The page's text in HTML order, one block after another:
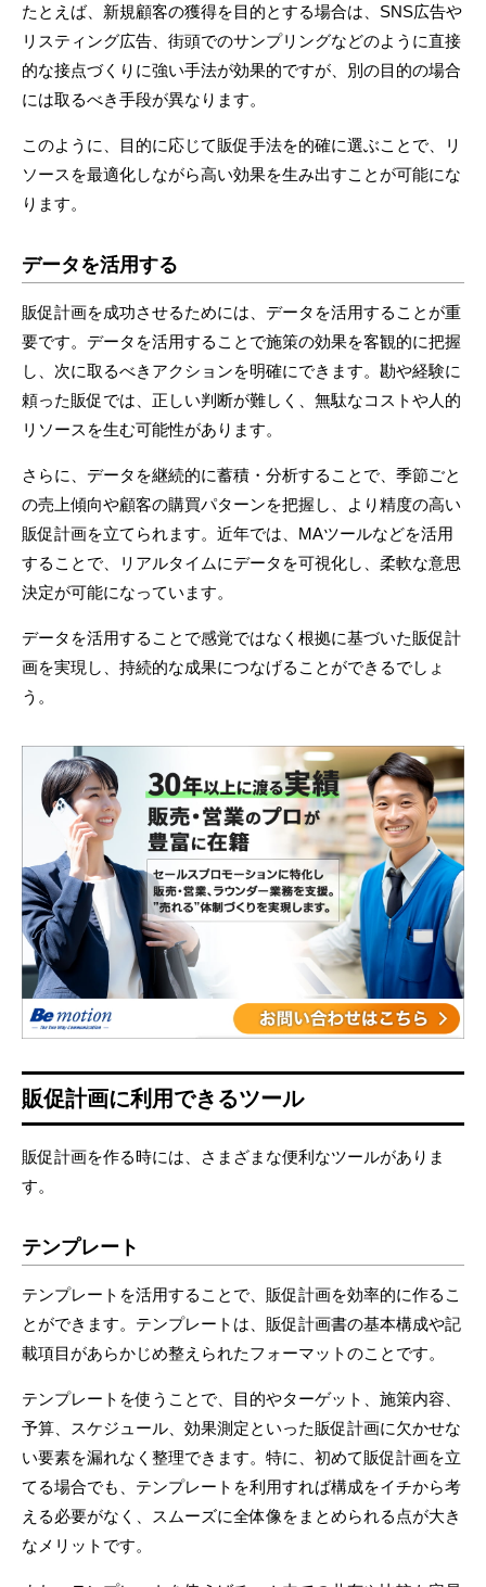
たとえば、新規顧客の獲得を目的とする場合は、SNS広告や
リスティング広告、街頭でのサンプリングなどのように直接
的な接点づくりに強い手法が効果的ですが、別の目的の場合
には取るべき手段が異なります。
このように、目的に応じて販促手法を的確に選ぶことで、リ
ソースを最適化しながら高い効果を生み出すことが可能にな
ります。
データを活用する
販促計画を成功させるためには、データを活用することが重
要です。データを活用することで施策の効果を客観的に把握
し、次に取るべきアクションを明確にできます。勘や経験に
頼った販促では、正しい判断が難しく、無駄なコストや人的
リソースを生む可能性があります。
さらに、データを継続的に蓄積・分析することで、季節ごと
の売上傾向や顧客の購買パターンを把握し、より精度の高い
販促計画を立てられます。近年では、MAツールなどを活用
することで、リアルタイムにデータを可視化し、柔軟な意思
決定が可能になっています。
データを活用することで感覚ではなく根拠に基づいた販促計
画を実現し、持続的な成果につなげることができるでしょ
う。
販促計画に利用できるツール
販促計画を作る時には、さまざまな便利なツールがありま
す。
テンプレート
テンプレートを活用することで、販促計画を効率的に作るこ
とができます。テンプレートは、販促計画書の基本構成や記
載項目があらかじめ整えられたフォーマットのことです。
テンプレートを使うことで、目的やターゲット、施策内容、
予算、スケジュール、効果測定といった販促計画に欠かせな
い要素を漏れなく整理できます。特に、初めて販促計画を立
てる場合でも、テンプレートを利用すれば構成をイチから考
える必要がなく、スムーズに全体像をまとめられる点が大き
なメリットです。